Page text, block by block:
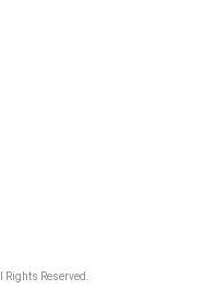
Reserved.